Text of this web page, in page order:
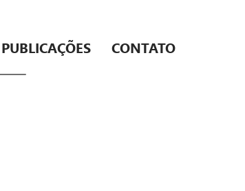
PUBLICAÇÕES CONTATO